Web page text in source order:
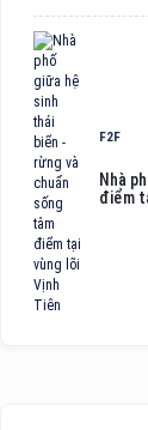
F2F
Nhà
điểm